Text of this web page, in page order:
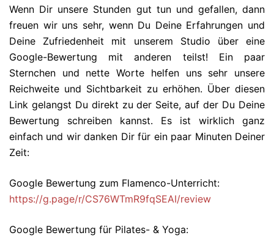
Wenn Dir unsere Stunden gut tun und gefallen, dann
freuen wir uns sehr, wenn Du Deine Erfahrungen und
Deine Zufriedenheit mit unserem Studio über eine
Google-Bewertung mit anderen teilst! Ein paar
Sternchen und nette Worte helfen uns sehr unsere
Reichweite und Sichtbarkeit zu erhöhen. Über diesen
Link gelangst Du direkt zu der Seite, auf der Du Deine
Bewertung schreiben kannst. Es ist wirklich ganz
einfach und wir danken Dir für ein paar Minuten Deiner
Zeit:
Google Bewertung zum Flamenco-Unterricht:
https://g.page/r/CS76WTmR9fqSEAI/review
Google Bewertung für Pilates- & Yoga: